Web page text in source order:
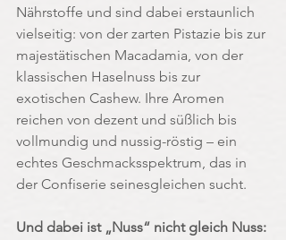
Nährstoffe und sind dabei erstaunlich
vielseitig: von der zarten Pistazie bis zur
majestätischen Macadamia, von der
klassischen Haselnuss bis zur
exotischen Cashew. Ihre Aromen
reichen von dezent und süßlich bis
vollmundig und nussig-röstig – ein
echtes Geschmacksspektrum, das in
der Confiserie seinesgleichen sucht.
Und dabei ist „Nuss“ nicht gleich Nuss: